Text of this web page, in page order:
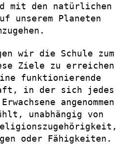
mit den natürlichen
unserem Planeten
wir die Schule zum
Ziele zu erreichen
funktionierende
in der sich jedes
angenommen
unabhängig von
oder Fähigkeiten.